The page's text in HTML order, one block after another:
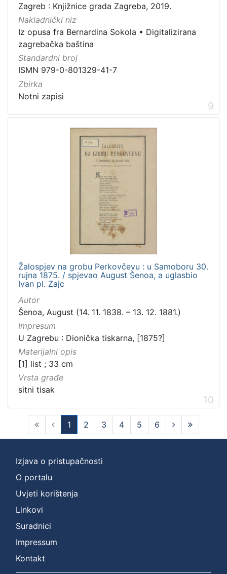
Zagreb : Knjižnice grada Zagreba, 2019.
Nakladnički niz
Iz opusa fra Bernardina Sokola • Digitalizirana
zagrebačka baština
Standardni broj
ISMN 979-0-801329-41-7
Zbirka
Notni zapisi
9
Žalospjev na grobu Perkovčevu : u Samoboru 30.
rujna 1875. / spjevao August Šenoa, a uglasbio
Ivan pl. Zajc
Autor
Šenoa, August (14. 11. 1838. – 13. 12. 1881.)
Impresum
U Zagrebu : Dionička tiskarna, [1875?]
Materijalni opis
[1] list ; 33 cm
Vrsta građe
sitni tisak
10
1
(current)
2 3 4 5 6
Izjava o pristupačnosti
O portalu
Uvjeti korištenja
Linkovi
Suradnici
Impressum
Kontakt